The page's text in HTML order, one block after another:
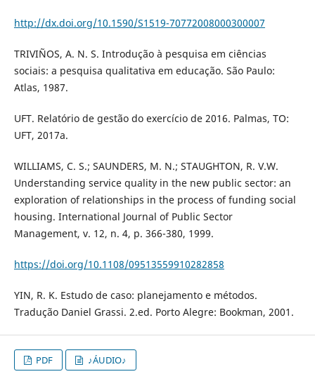
http://dx.doi.org/10.1590/S1519-70772008000300007
TRIVIÑOS, A. N. S. Introdução à pesquisa em ciências
sociais: a pesquisa qualitativa em educação. São Paulo:
Atlas, 1987.
UFT. Relatório de gestão do exercício de 2016. Palmas, TO:
UFT, 2017a.
WILLIAMS, C. S.; SAUNDERS, M. N.; STAUGHTON, R. V.W.
Understanding service quality in the new public sector: an
exploration of relationships in the process of funding social
housing. International Journal of Public Sector
Management, v. 12, n. 4, p. 366-380, 1999.
https://doi.org/10.1108/09513559910282858
YIN, R. K. Estudo de caso: planejamento e métodos.
Tradução Daniel Grassi. 2.ed. Porto Alegre: Bookman, 2001.
PDF ♪ÁUDIO♪